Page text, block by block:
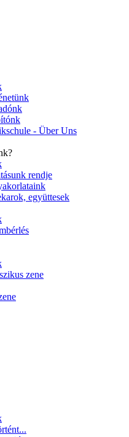
- Über Uns
rendje
együttesek
zene